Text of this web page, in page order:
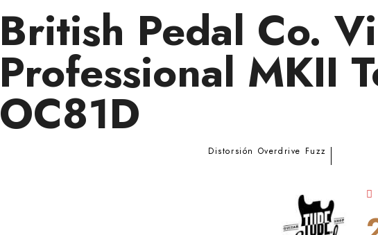
British Pedal Co.
Professional MKII
OC81D
Distorsión Overdrive Fuzz